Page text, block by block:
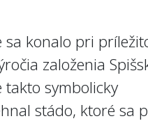
sa konalo pri
založenia
takto symbolicky
stádo, ktoré sa